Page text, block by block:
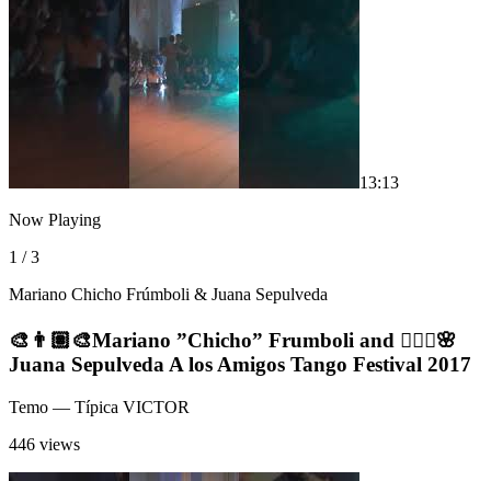
13:13
Now Playing
1 / 3
Mariano Chicho Frúmboli & Juana Sepulveda
🎨👨🏽‍🎨Mariano ”Chicho” Frumboli and 🧚🏼‍♀️🌸
Juana Sepulveda A los Amigos Tango Festival 2017
Temo — Típica VICTOR
446 views